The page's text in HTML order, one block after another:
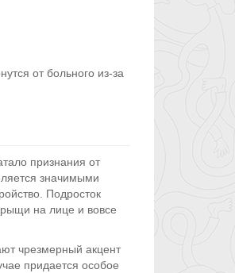
от больного из-за
признания от
значимыми
Подросток
на лице и вовсе
чрезмерный акцент
придается особое